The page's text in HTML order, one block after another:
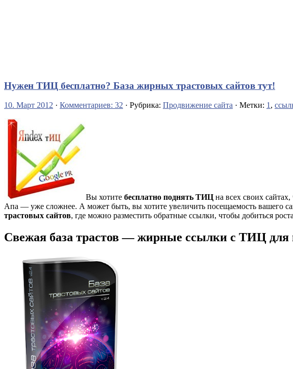
Нужен ТИЦ бесплатно? База жирных трастовых сайтов тут!
10. Март 2012 · Комментариев: 32 · Рубрика: Продвижение сайта · Метки: 1,
Вы хотите бесплатно поднять ТИЦна всех своих
Апа — уже сложнее. А может быть, вы хотите увеличить посещаемость вашего
трастовых сайтов, где можно разместить обратные ссылки, чтобы добиться
Свежая база трастов — жирные ссылки с ТИЦ для